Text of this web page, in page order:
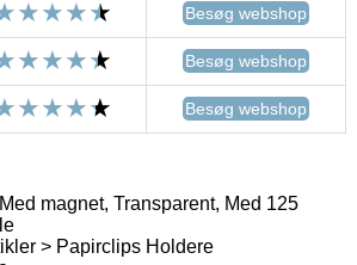
Besøg webshop
Besøg webshop
Besøg webshop
magnet, Transparent, Med 125
> Papirclips Holdere